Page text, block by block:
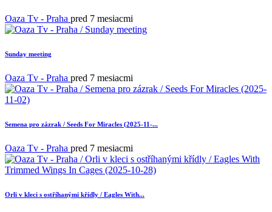
Oaza Tv - Praha pred 7 mesiacmi
Sunday meeting
Oaza Tv - Praha pred 7 mesiacmi
Semena pro zázrak / Seeds For Miracles (2025-11-...
Oaza Tv - Praha pred 7 mesiacmi
Orli v kleci s ostříhanými křídly / Eagles With...